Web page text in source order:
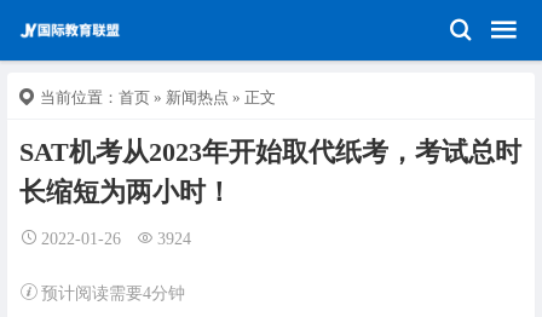
当前位置： 首页 » 新闻热点 » 正文
SAT机考从2023年开始取代纸考，考试总时
长缩短为两小时！
2022-01-26 3924
预计阅读需要4分钟